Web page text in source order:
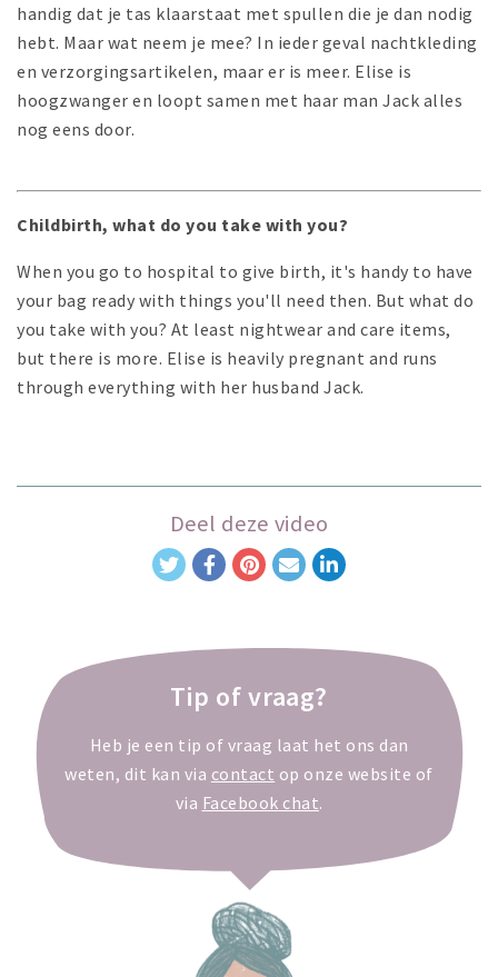
handig dat je tas klaarstaat met spullen die je dan nodig
hebt. Maar wat neem je mee? In ieder geval nachtkleding
en verzorgingsartikelen, maar er is meer. Elise is
hoogzwanger en loopt samen met haar man Jack alles
nog eens door.
Childbirth, what do you take with you?
When you go to hospital to give birth, it's handy to have
your bag ready with things you'll need then. But what do
you take with you? At least nightwear and care items,
but there is more. Elise is heavily pregnant and runs
through everything with her husband Jack.
Deel deze video
Tip of vraag?
Heb je een tip of vraag laat het ons dan
weten, dit kan via contact op onze website of
via Facebook chat.